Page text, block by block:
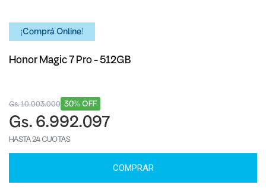
¡Comprá Online!
Honor Magic 7 Pro - 512GB
30% OFF
Gs. 10.003.000
Gs. 6.992.097
HASTA 24 CUOTAS
COMPRAR